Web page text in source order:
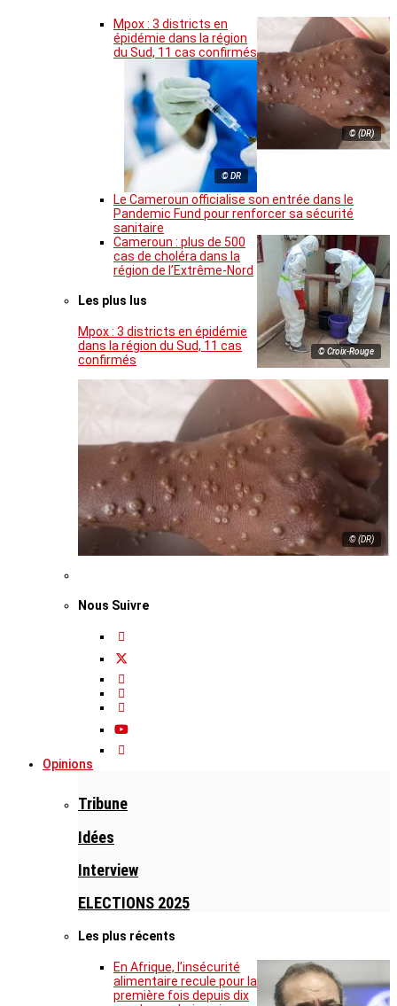
© (DR)
Mpox : 3 districts en
épidémie dans la région
du Sud, 11 cas confirmés
© DR
Le Cameroun officialise son entrée dans le
Pandemic Fund pour renforcer sa sécurité
sanitaire
© Croix-Rouge
Cameroun : plus de 500
cas de choléra dans la
région de l’Extrême-Nord
Les plus lus
Mpox : 3 districts en épidémie
dans la région du Sud, 11 cas
confirmés
© (DR)
Nous Suivre
Opinions
Tribune
Idées
Interview
ELECTIONS 2025
Les plus récents
En Afrique, l’insécurité
alimentaire recule pour la
première fois depuis dix